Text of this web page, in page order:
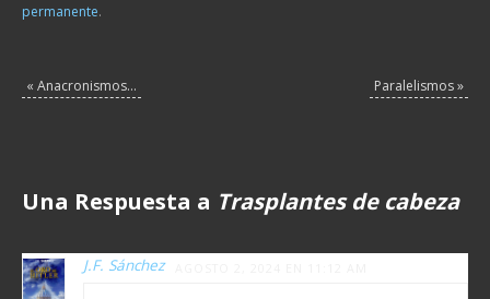
permanente.
« Anacronismos… Paralelismos»
Una Respuesta a Trasplantes de cabeza
J.F. Sánchez